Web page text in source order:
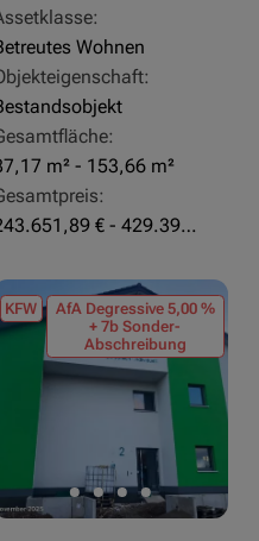
Wohnen
m² - 153,66 m²
243.651,89 € - 429.392,43 €
KFW
AfA Degressive 5,00 %
+ 7b Sonder-
Abschreibung